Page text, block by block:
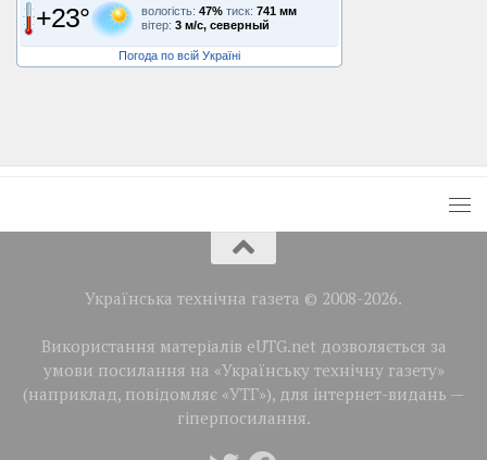
+23° вологість: 47% тиск: 741 мм
вітер: 3 м/с, северный
Погода по всій Україні
Українська технічна газета © 2008-2026.
Використання матеріалів eUTG.net дозволяється за
умови посилання на «Українську технічну газету»
(наприклад, повідомляє «УТГ»), для інтернет-видань —
гіперпосилання.